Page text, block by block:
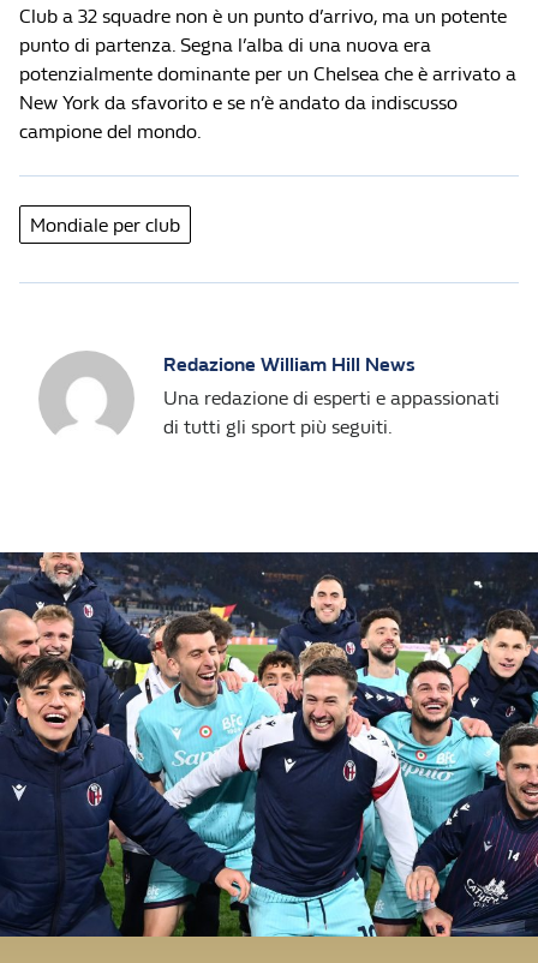
Club a 32 squadre non è un punto d’arrivo, ma un potente
punto di partenza. Segna l’alba di una nuova era
potenzialmente dominante per un Chelsea che è arrivato a
New York da sfavorito e se n’è andato da indiscusso
campione del mondo.
Mondiale per club
Redazione William Hill News
Una redazione di esperti e appassionati
di tutti gli sport più seguiti.